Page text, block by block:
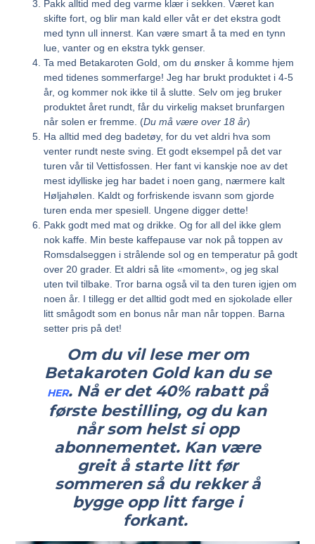
Pakk alltid med deg varme klær i sekken. Været kan
skifte fort, og blir man kald eller våt er det ekstra godt
med tynn ull innerst. Kan være smart å ta med en tynn
lue, vanter og en ekstra tykk genser.
Ta med Betakaroten Gold, om du ønsker å komme hjem
med tidenes sommerfarge! Jeg har brukt produktet i 4-5
år, og kommer nok ikke til å slutte. Selv om jeg bruker
produktet året rundt, får du virkelig makset brunfargen
når solen er fremme. (Du må være over 18 år)
Ha alltid med deg badetøy, for du vet aldri hva som
venter rundt neste sving. Et godt eksempel på det var
turen vår til Vettisfossen. Her fant vi kanskje noe av det
mest idylliske jeg har badet i noen gang, nærmere kalt
Høljahølen. Kaldt og forfriskende isvann som gjorde
turen enda mer spesiell. Ungene digger dette!
Pakk godt med mat og drikke. Og for all del ikke glem
nok kaffe. Min beste kaffepause var nok på toppen av
Romsdalseggen i strålende sol og en temperatur på godt
over 20 grader. Et aldri så lite «moment», og jeg skal
uten tvil tilbake. Tror barna også vil ta den turen igjen om
noen år. I tillegg er det alltid godt med en sjokolade eller
litt smågodt som en bonus når man når toppen. Barna
setter pris på det!
Om du vil lese mer om
Betakaroten Gold kan du se
HER. Nå er det 40% rabatt på
første bestilling, og du kan
når som helst si opp
abonnementet. Kan være
greit å starte litt før
sommeren så du rekker å
bygge opp litt farge i
forkant.